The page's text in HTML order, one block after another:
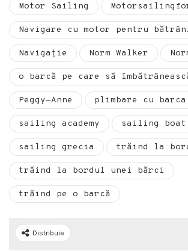
Motor Sailing
Navigare cu motor pentru
Navigație Norm Walker
o barcă pe care să
Peggy-Anne plimbare cu barca
sailing academy sailing boat
sailing grecia trăind la
trăind la bordul unei bărci
trăind pe o barcă
Distribuie